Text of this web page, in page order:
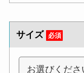
サイズ 必須